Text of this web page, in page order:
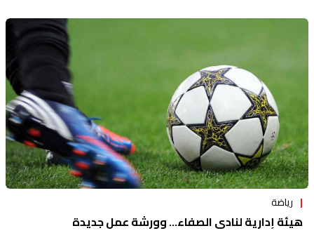
رياضة
هيئة إدارية لنادي الصفاء... وورشة عمل جديدة